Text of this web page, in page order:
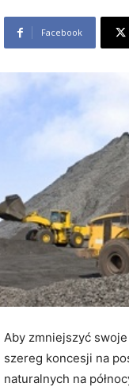
Facebook
Aby zmniejszyć
szereg koncesji na
naturalnych na